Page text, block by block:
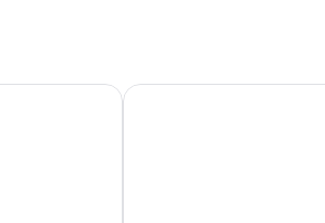
โรงแรมแทมมารินด์ การ์เด้น